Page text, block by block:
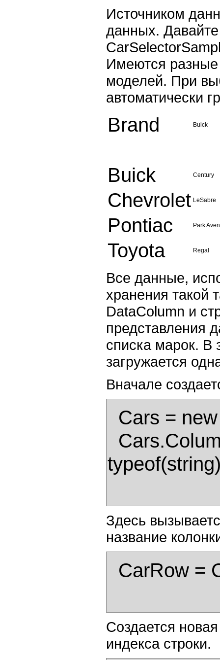
Источником
данных.
Имеются
моделей. При
автоматически
Brand Buick
Buick Century
Chevrolet LeSabre
Pontiac Park
Toyota Regal
Все данные,
хранения такой
DataColumn и
представления
списка марок. В
загружается
Вначале
Здесь
название
Создается
индекса строки.